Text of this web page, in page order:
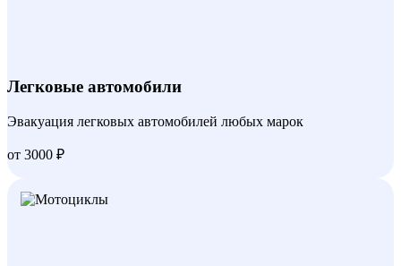
Легковые автомобили
Эвакуация легковых автомобилей любых марок
от 3000 ₽